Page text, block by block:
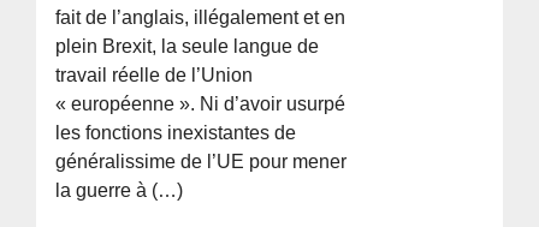
fait de l’anglais, illégalement et en
plein Brexit, la seule langue de
travail réelle de l’Union
« européenne ». Ni d’avoir usurpé
les fonctions inexistantes de
généralissime de l’UE pour mener
la guerre à (…)